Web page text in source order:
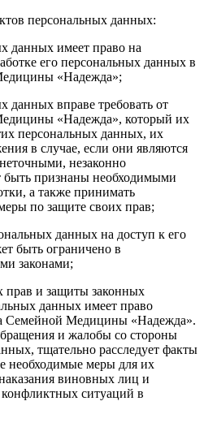
персональных данных:
данных имеет право на
его персональных данных в
«Надежда»;
данных вправе требовать от
«Надежда», который их
персональных данных, их
в случае, если они являются
незаконно
признаны необходимыми
а также принимать
по защите своих прав;
данных на доступ к его
быть ограничено в
законами;
прав и защиты законных
данных имеет право
Семейной Медицины «Надежда».
и жалобы со стороны
тщательно расследует факты
необходимые меры для их
виновных лиц и
ситуаций в